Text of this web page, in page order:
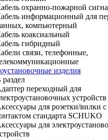
охранно-пожарной
информационный для
компьютерный
коаксиальный
гибридный
связи, телефонные,
изделия
раздел
переходный для
устройств
для розетки/вилки
стандарта SCHUKO
для